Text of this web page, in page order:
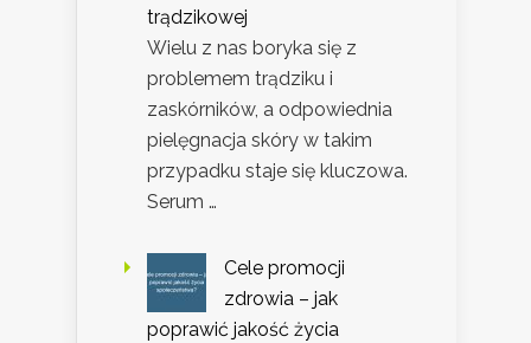
trądzikowej
Wielu z nas boryka się z
problemem trądziku i
zaskórników, a odpowiednia
pielęgnacja skóry w takim
przypadku staje się kluczowa.
Serum …
Cele promocji
zdrowia – jak
poprawić jakość życia